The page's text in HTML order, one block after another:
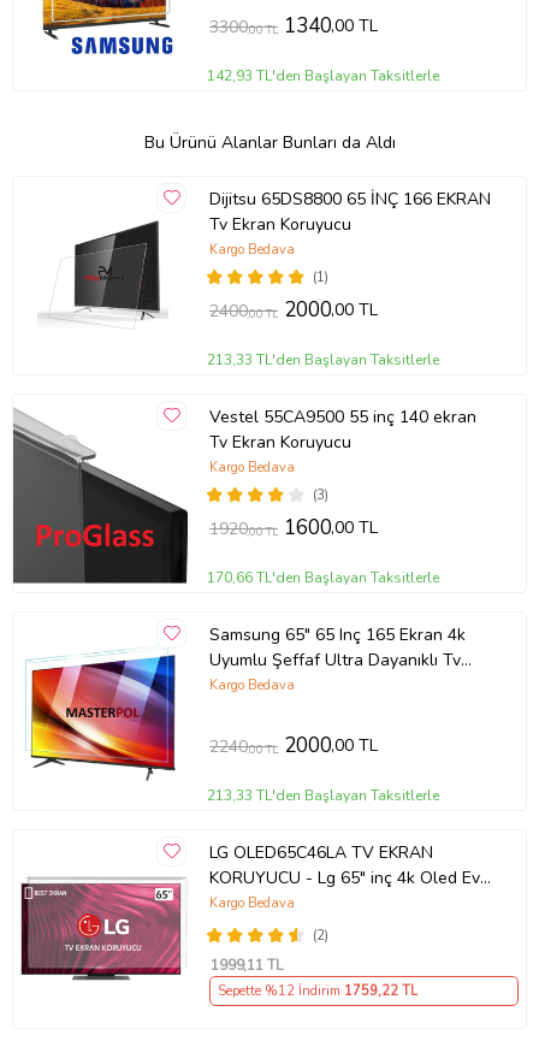
3300,00 TL 1340,00 TL
142,93 TL'den Başlayan Taksitlerle
Bu Ürünü Alanlar Bunları da Aldı
Dijitsu 65DS8800 65 İNÇ 166 EKRAN
Tv Ekran Koruyucu
(1)
Kargo Bedava
2400,00 TL 2000,00 TL
213,33 TL'den Başlayan Taksitlerle
Vestel 55CA9500 55 inç 140 ekran
Tv Ekran Koruyucu
(3)
Kargo Bedava
1920,00 TL 1600,00 TL
170,66 TL'den Başlayan Taksitlerle
Samsung 65" 65 Inç 165 Ekran 4k
Uyumlu Şeffaf Ultra Dayanıklı Tv
Ekran KORUYUCU
Kargo Bedava
2240,00 TL 2000,00 TL
213,33 TL'den Başlayan Taksitlerle
LG OLED65C46LA TV EKRAN
KORUYUCU - Lg 65" inç 4k Oled Evo
Ekran Koruyucu
(2)
Kargo Bedava
1999,11 TL
Sepette %12 İndirim 1759,22 TL